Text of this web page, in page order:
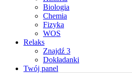
Biologia
Chemia
Fizyka
WOS
Relaks
Znajdź 3
Dokładanki
Twój panel